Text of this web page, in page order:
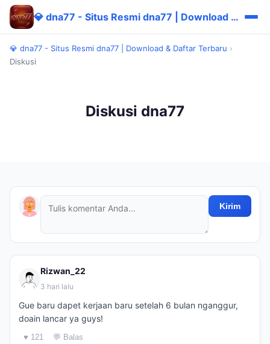
💎 dna77 - Situs Resmi dna77 | Download & Daftar Terbaru
💎 dna77 - Situs Resmi dna77 | Download & Daftar Terbaru ›
Diskusi
Diskusi dna77
Kirim
Rizwan_22
3 hari lalu
Gue baru dapet kerjaan baru setelah 6 bulan nganggur,
doain lancar ya guys!
♥ 121 💬 Balas